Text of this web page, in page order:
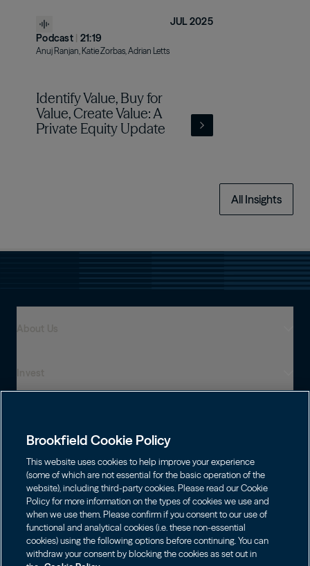
Podcast | 21:19
Anuj Ranjan, Katie Zorbas, Adrian Letts
JUL 2025
Identify Value, Buy for
Value, Create Value: A
Private Equity Update
All Insights
Careers
Asset Management
Wealth Solutions
Financial Advisors
Individuals
Infrastructure
Energy
Private Equity
Real Estate
Shareholders
Brookfield Corporation
BN BNT
Brookfield Asset Management
Brookfield Infrastructure Partners
Contact
Contact Us
Privacy Choose Language
Brookfield Cookie Policy
This website uses cookies to help improve your experience
(some of which are not essential for the basic operation of the
website), including third-party cookies. Please read our Cookie
Policy for more information on the types of cookies we use and
when we use them. Please confirm if you consent to our use of
functional and analytical cookies (i.e. these non-essential
cookies) using the following options before continuing. You can
withdraw your consent by blocking the cookies as set out in